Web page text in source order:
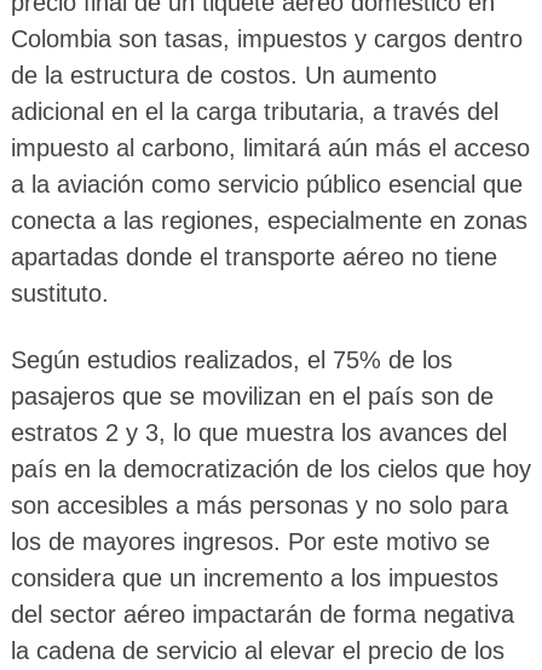
Colombia son tasas, impuestos y cargos dentro
de la estructura de costos. Un aumento
adicional en el la carga tributaria, a través del
impuesto al carbono, limitará aún más el acceso
a la aviación como servicio público esencial que
conecta a las regiones, especialmente en zonas
apartadas donde el transporte aéreo no tiene
sustituto.
Según estudios realizados, el 75% de los
pasajeros que se movilizan en el país son de
estratos 2 y 3, lo que muestra los avances del
país en la democratización de los cielos que hoy
son accesibles a más personas y no solo para
los de mayores ingresos. Por este motivo se
considera que un incremento a los impuestos
del sector aéreo impactarán de forma negativa
la cadena de servicio al elevar el precio de los